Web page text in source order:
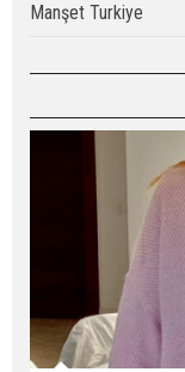
Manşet Turkiye